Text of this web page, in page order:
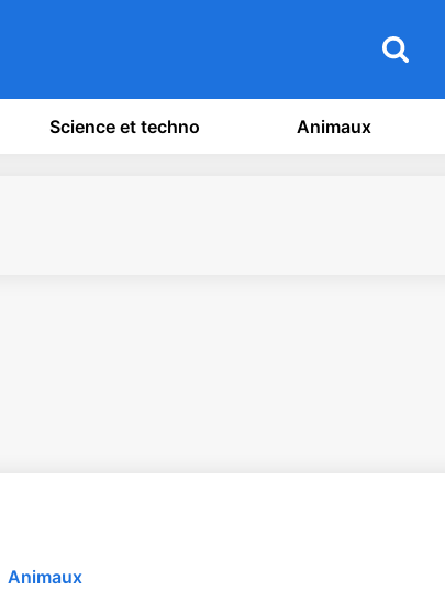
Science et techno Animaux
Animaux